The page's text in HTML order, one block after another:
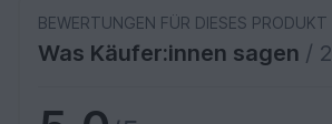
BEWERTUNGEN FÜR DIESES PRODUKT
Was Käufer:innen sagen / 2